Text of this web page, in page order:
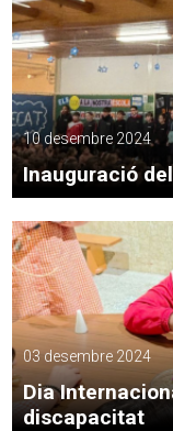
10 desembre 2024
Inauguració
03 desembre 2024
Dia
discapacitat